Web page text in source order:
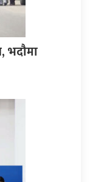
भदौमा